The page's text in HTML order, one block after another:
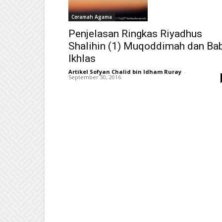
Ceramah Agama
Penjelasan Ringkas Riyadhus
Shalihin (1) Muqoddimah dan
Ikhlas
Artikel Sofyan Chalid bin Idham Ruray -
September 30, 2016